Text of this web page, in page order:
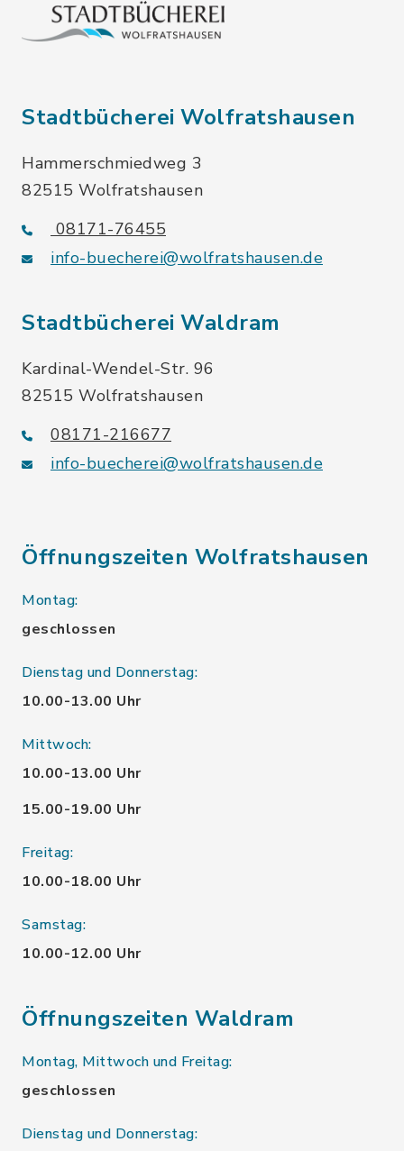
Stadtbücherei Wolfratshausen
Hammerschmiedweg 3
82515 Wolfratshausen
08171-76455
info-buecherei@wolfratshausen.de
Stadtbücherei Waldram
Kardinal-Wendel-Str. 96
82515 Wolfratshausen
08171-216677
info-buecherei@wolfratshausen.de
Öffnungszeiten Wolfratshausen
Montag:
geschlossen
Dienstag und Donnerstag:
10.00-13.00 Uhr
Mittwoch:
10.00-13.00 Uhr
15.00-19.00 Uhr
Freitag:
10.00-18.00 Uhr
Samstag:
10.00-12.00 Uhr
Öffnungszeiten Waldram
Montag, Mittwoch und Freitag:
geschlossen
Dienstag und Donnerstag: